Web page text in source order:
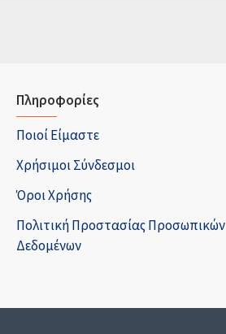
Πληροφορίες
Ποιοί Είμαστε
Χρήσιμοι Σύνδεσμοι
Όροι Χρήσης
Πολιτική Προστασίας Προσωπικών
Δεδομένων